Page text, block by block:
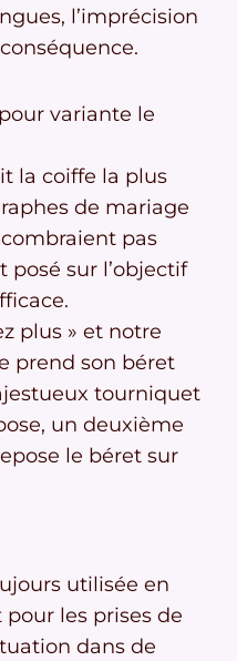
l’imprécision
variante le
la coiffe la plus
de mariage
pas
posé sur l’objectif
plus » et notre
prend son béret
tourniquet
un deuxième
le béret sur
utilisée en
les prises de
dans de